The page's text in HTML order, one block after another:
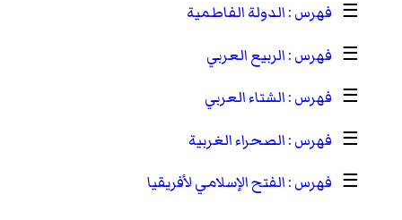
☰
الدولة الفاطمية
☰
الربيع العربي
☰
الشتاء العربي
☰
الصحراء الغربية
☰
الفتح الإسلامي لأفريقيا